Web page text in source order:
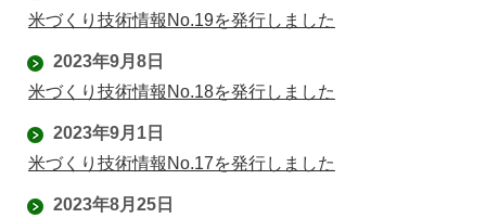
米づくり技術情報No.19を発行しました
2023年9月8日
米づくり技術情報No.18を発行しました
2023年9月1日
米づくり技術情報No.17を発行しました
2023年8月25日